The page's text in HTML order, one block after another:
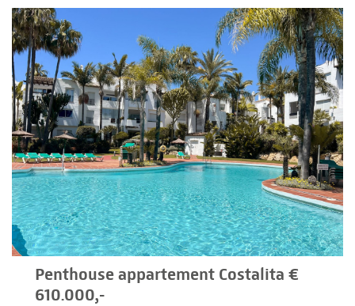
Penthouse appartement Costalita €
610.000,-